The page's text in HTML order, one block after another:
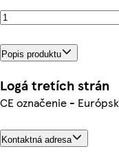
Popis produktu
Logá tretích strán
CE označenie -
Kontaktná adresa